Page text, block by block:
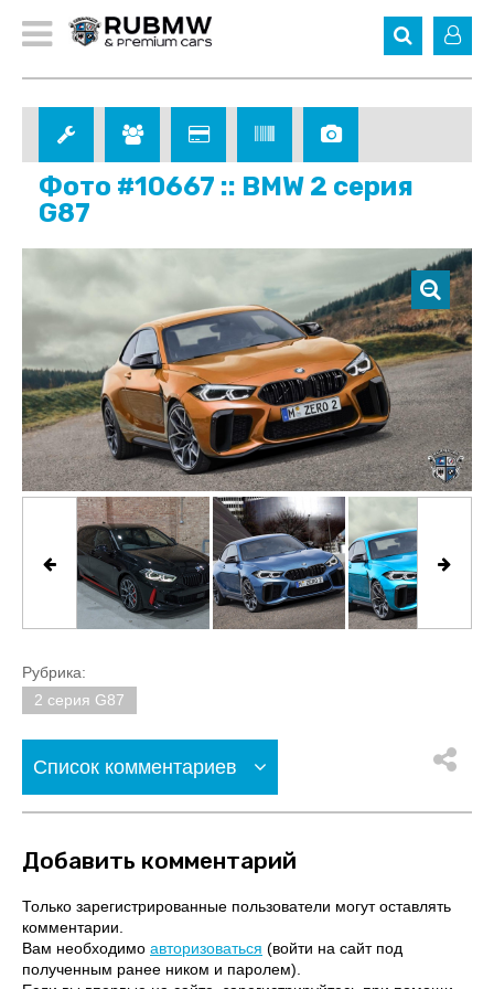
Фото #10667 :: BMW 2 серия
G87
Рубрика:
2 серия G87
Список комментариев
Добавить комментарий
Только зарегистрированные пользователи могут оставлять
комментарии.
Вам необходимо авторизоваться (войти на сайт под
полученным ранее ником и паролем).